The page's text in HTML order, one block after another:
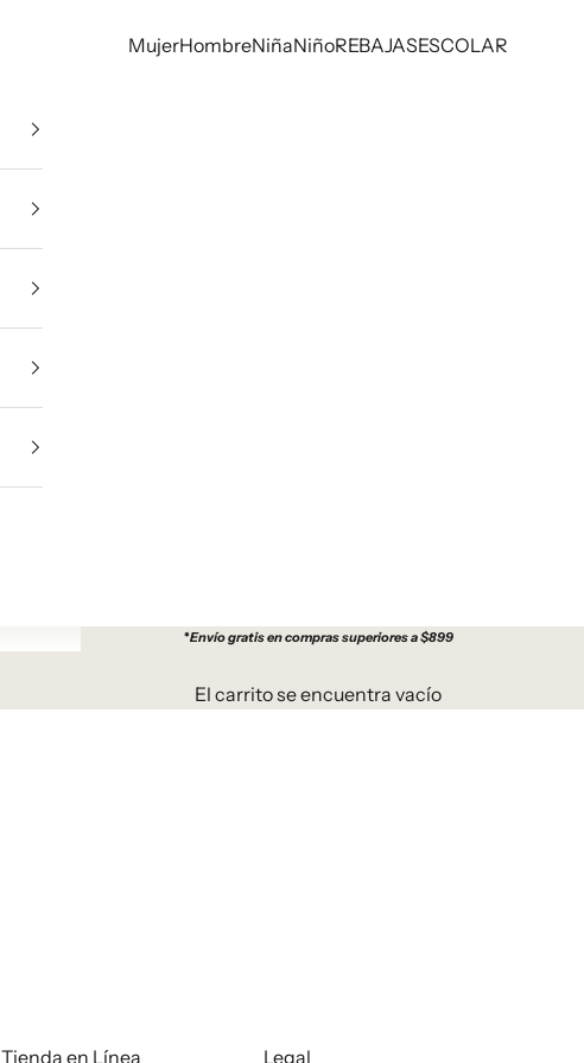
MujerHombreNiñaNiñoREBAJASESCOLAR
*Envío gratis en compras superiores a $899
El carrito se encuentra vacío
Tienda en Línea Legal